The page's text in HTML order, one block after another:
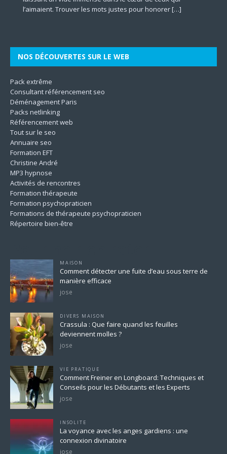
l’aimaient. Trouver les mots justes pour honorer[…]
mentale à travers le prisme des dimensions culturelles.
[…]
d’accompagner autrui vers une meilleure version de soi-
marketing plus incisifs pour faire grandir leur business en
les différentes dimensions de l’être. En mettant l’accent sur
qualité des aliments. Il contribue à la protection[…]
représentant la[…]
NOS DÉCOUVERTES SUR LE WEB
Pack extrême
Consultant référencement seo
Déménagement Paris
Packs netlinking
Référencement web
Tout sur le seo
Annuaire seo
Formation EFT
Christine André
MP3 hypnose
Activités de rencontres
Formation thérapeute
Formation psychopraticien
Formations de thérapeute psychopraticien
Répertoire bien-être
MAISON
Comment détecter une fuite d’eau sous terre de
manière efficace
jose
DIVERS MAISON
Crassula : Que faire quand les feuilles
deviennent molles ?
jose
VIE PRATIQUE
Comment Freiner en Longboard: Techniques et
Conseils pour les Débutants et les Experts
jose
INSOLITE
La voyance avec les anges gardiens : une
connexion divinatoire
jose